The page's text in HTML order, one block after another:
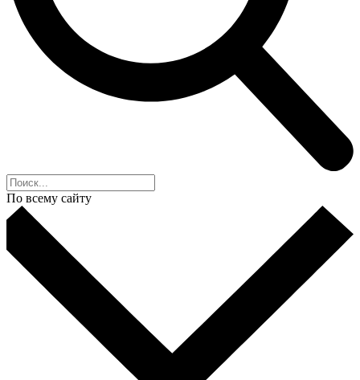
По всему сайту